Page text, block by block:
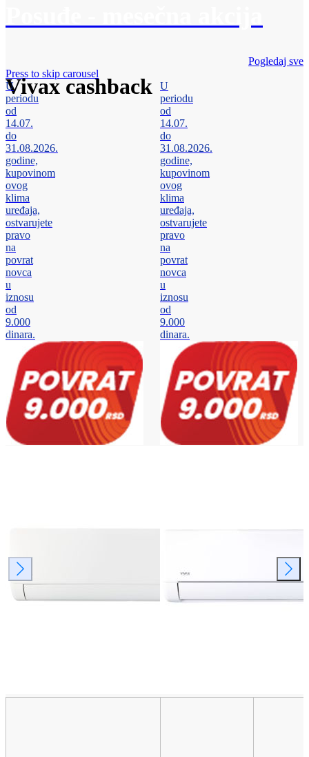
Vivax cashback
Pogledaj sve
Press to skip carousel
U
periodu
od
14.07.
do
31.08.2026.
godine,
kupovinom
ovog
klima
uređaja,
ostvarujete
pravo
na
povrat
novca
u
iznosu
od
9.000
dinara.
U
periodu
od
14.07.
do
31.08.2026.
godine,
kupovinom
ovog
klima
uređaja,
ostvarujete
pravo
na
povrat
novca
u
iznosu
od
9.000
dinara.